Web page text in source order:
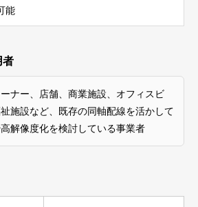
能
者
ナー、店舗、商業施設、オフィスビ
施設など、既存の同軸配線を活かして
解像度化を検討している事業者